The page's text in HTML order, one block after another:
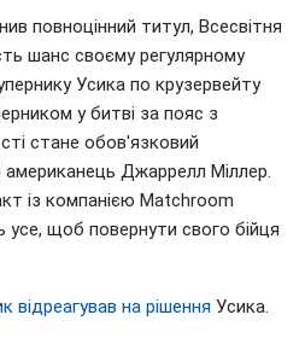
повноцінний титул, Всесвітня
шанс своєму регулярному
Усика по крузервейту
у битві за пояс з
стане обов'язковий
Джаррелл Міллер.
із компанією Matchroom
усе, щоб повернути свого бійця
відреагував на рішення Усика.